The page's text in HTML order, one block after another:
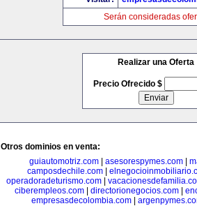
Serán consideradas
Realizar una Oferta
Precio Ofrecido $
Otros dominios en venta:
guiautomotriz.com
asesorespymes.com
camposdechile.com
operadoradeturismo.com
ciberempleos.com| directorionegocios.com|
empresasdecolombia.com|